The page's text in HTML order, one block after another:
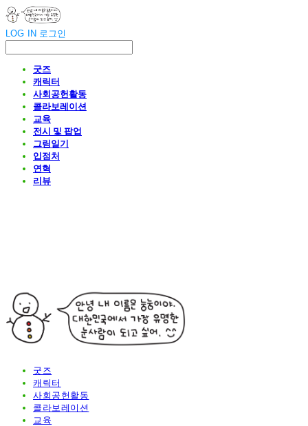
LOG IN 로그인
굿즈
캐릭터
사회공헌활동
콜라보레이션
교육
전시 및 팝업
그림일기
입점처
연혁
리뷰
굿즈
캐릭터
사회공헌활동
콜라보레이션
교육